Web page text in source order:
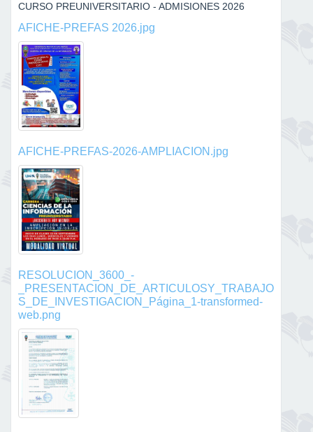
CURSO PREUNIVERSITARIO - ADMISIONES 2026
AFICHE-PREFAS 2026.jpg
AFICHE-PREFAS-2026-AMPLIACION.jpg
RESOLUCION_3600_-
_PRESENTACION_DE_ARTICULOSY_TRABAJO
S_DE_INVESTIGACION_Página_1-transformed-
web.png